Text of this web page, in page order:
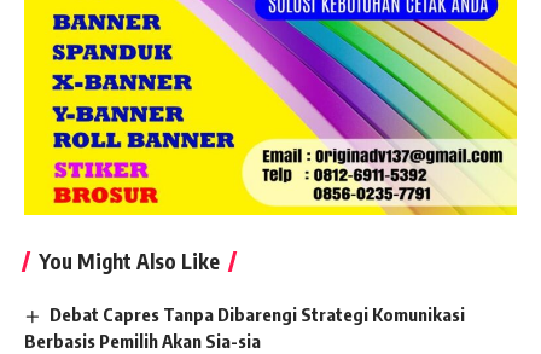
You Might Also Like
Debat Capres Tanpa Dibarengi Strategi Komunikasi
Berbasis Pemilih Akan Sia-sia